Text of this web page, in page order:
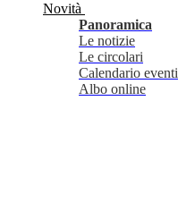
Novità
Panoramica
Le notizie
Le circolari
Calendario eventi
Albo online